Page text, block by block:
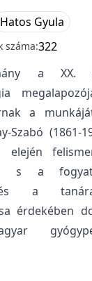
Hatos Gyula
száma:322
a XX.
a
Szabó (1861-
elején
s a
a
érdekében